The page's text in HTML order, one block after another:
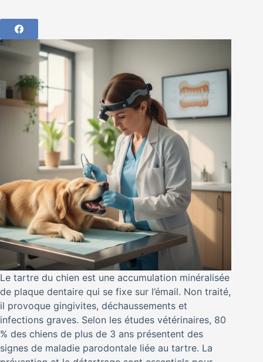
Le tartre du chien est une accumulation minéralisée
de plaque dentaire qui se fixe sur l’émail. Non traité,
il provoque gingivites, déchaussements et
infections graves. Selon les études vétérinaires, 80
% des chiens de plus de 3 ans présentent des
signes de maladie parodontale liée au tartre. La